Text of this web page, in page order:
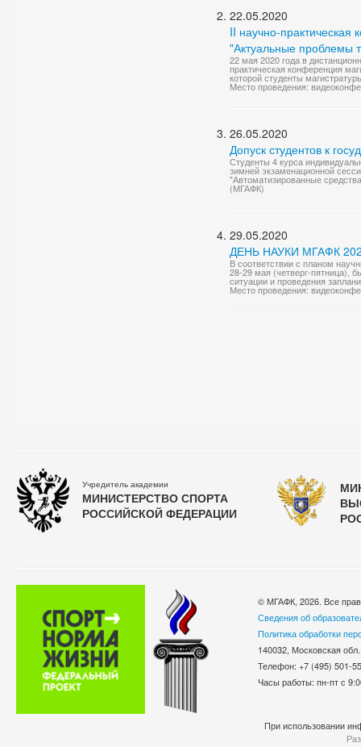
22.05.2020
II научно-практическая
"Актуальные проблемы
22 мая 2020 года в
практическая конференция
которой студенты
Место проведения:
26.05.2020
Допуск студентов к
Студенты 4 курса
зимней экзаменационной
"Автоматизированные
(МГАФК)
29.05.2020
ДЕНЬ НАУКИ МГАФК
В соответствии с планом
28-29 мая (четверг-пятница),
ситуации и проведения
Место проведения:
Учредитель академии
МИНИСТЕРСТВО СПОРТА
РОССИЙСКОЙ ФЕДЕРАЦИИ
© МГАФК, 2026. Все
Сведения об
Политика обработки
140032, Московская
Телефон: +7 (495)
Часы работы: пн-пт с
При использовании